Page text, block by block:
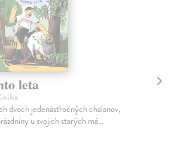
leta
dvoch jedenásťročných chalanov,
u svojich starých má...